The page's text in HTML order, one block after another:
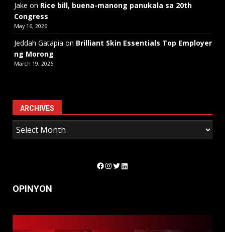
Jake on Rice bill, buena-manong panukala sa 20th
Congress
May 16, 2026
Jeddah Gatapia on Brilliant Skin Essentials Top Employer
ng Morong
March 19, 2026
ARCHIVES
Facebook
Instagram
Twitter
LinkedIn
OPINYON